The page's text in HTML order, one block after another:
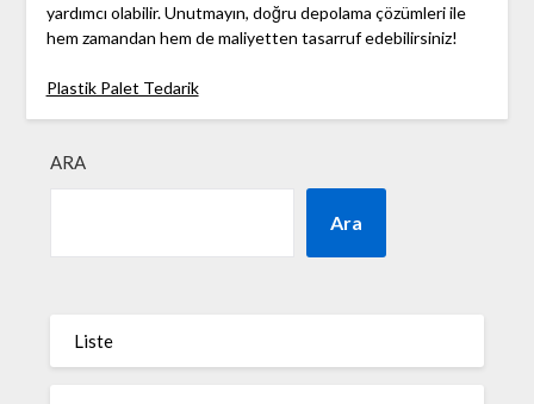
yardımcı olabilir. Unutmayın, doğru depolama çözümleri ile
hem zamandan hem de maliyetten tasarruf edebilirsiniz!
Plastik Palet Tedarik
ARA
Ara
Liste